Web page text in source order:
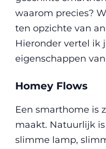
waarom precies?
ten opzichte van
Hieronder vertel ik
eigenschappen
Homey Flows
Een smarthome is
maakt. Natuurlijk
slimme lamp,